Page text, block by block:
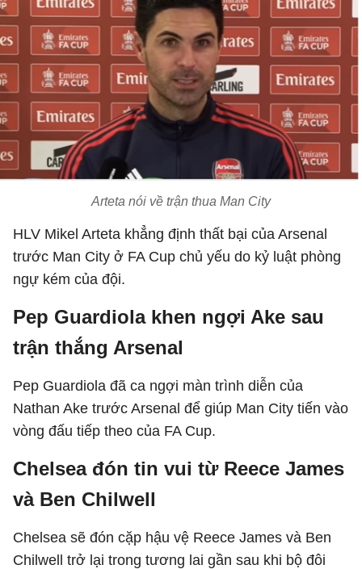
Arteta nói về trận thua Man City
HLV Mikel Arteta khẳng định thất bại của Arsenal
trước Man City ở FA Cup chủ yếu do kỷ luật phòng
ngự kém của đội.
Pep Guardiola khen ngợi Ake sau
trận thắng Arsenal
Pep Guardiola đã ca ngợi màn trình diễn của
Nathan Ake trước Arsenal để giúp Man City tiến vào
vòng đấu tiếp theo của FA Cup.
Chelsea đón tin vui từ Reece James
và Ben Chilwell
Chelsea sẽ đón cặp hậu vệ Reece James và Ben
Chilwell trở lại trong tương lai gần sau khi bộ đôi